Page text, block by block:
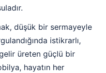
düşük bir sermayeyle
istikrarlı,
üreten güçlü bir
hayatın her